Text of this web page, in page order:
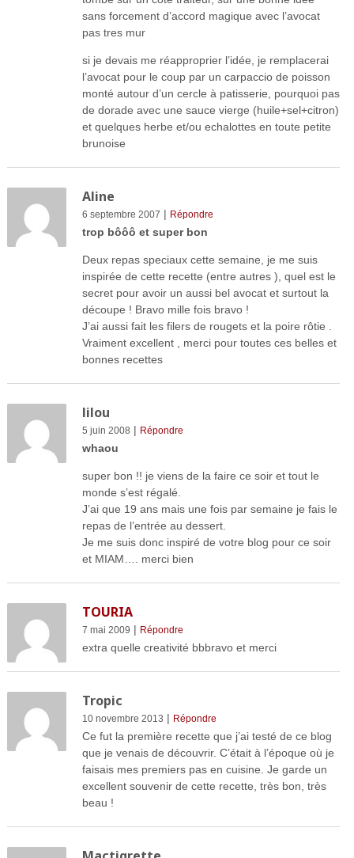
sans forcement d’accord magique avec l’avocat
pas tres mur
si je devais me réapproprier l’idée, je remplacerai
l’avocat pour le coup par un carpaccio de poisson
monté autour d’un cercle à patisserie, pourquoi pas
de dorade avec une sauce vierge (huile+sel+citron)
et quelques herbe et/ou echalottes en toute petite
brunoise
Aline
6 septembre 2007 | Répondre
trop bôôô et super bon
Deux repas speciaux cette semaine, je me suis
inspirée de cette recette (entre autres ), quel est le
secret pour avoir un aussi bel avocat et surtout la
découpe ! Bravo mille fois bravo !
J’ai aussi fait les filers de rougets et la poire rôtie .
Vraiment excellent , merci pour toutes ces belles et
bonnes recettes
lilou
5 juin 2008 | Répondre
whaou
super bon !! je viens de la faire ce soir et tout le
monde s’est régalé.
J’ai que 19 ans mais une fois par semaine je fais le
repas de l’entrée au dessert.
Je me suis donc inspiré de votre blog pour ce soir
et MIAM…. merci bien
TOURIA
7 mai 2009 | Répondre
extra quelle creativité bbbravo et merci
Tropic
10 novembre 2013 | Répondre
Ce fut la première recette que j’ai testé de ce blog
que je venais de découvrir. C’était à l’époque où je
faisais mes premiers pas en cuisine. Je garde un
excellent souvenir de cette recette, très bon, très
beau !